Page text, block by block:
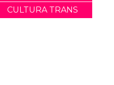
CULTURA TRANS